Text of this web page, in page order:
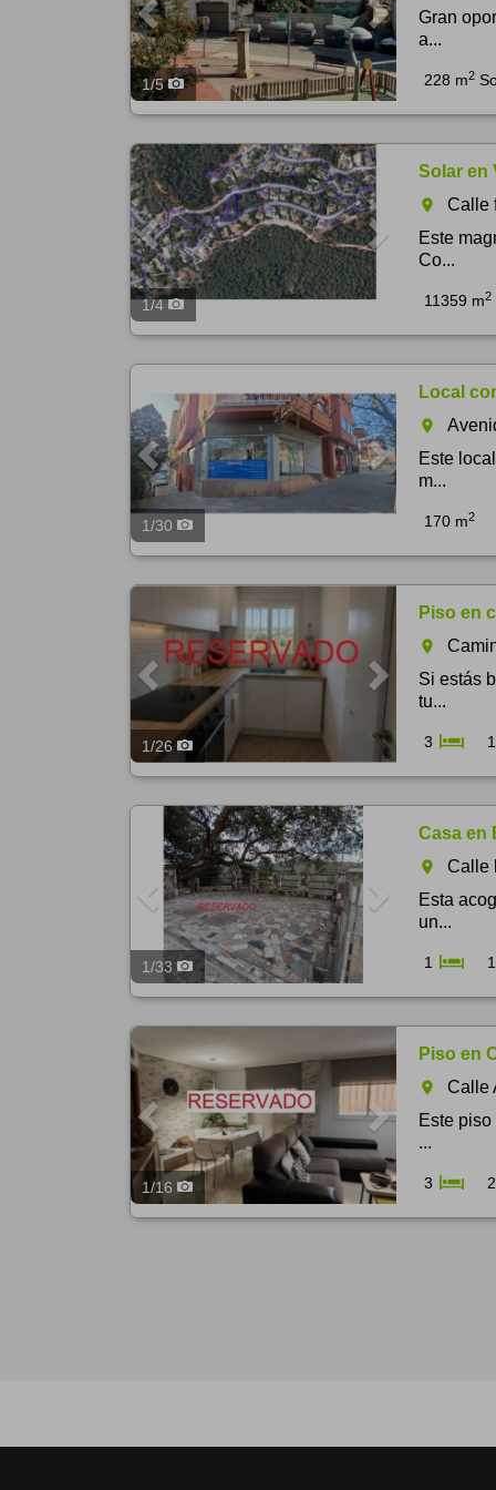
1/5
Gran
a...
228 m2
Previous Next
1/4
Solar en
room
Calle
Este
Co...
11359 m2
1/30
Local
room
Este
m...
170 m2
1/26
Piso en
room
Si estás
tu...
3 1
Previous
1/33
Casa en
room
Calle
Esta
un...
1 1
Previous
1/16
Piso en
room
Calle
Este
...
3 2